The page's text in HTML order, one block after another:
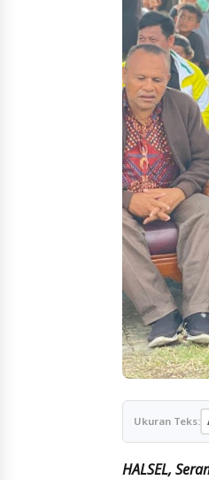
Ukuran Teks:
HALSEL,